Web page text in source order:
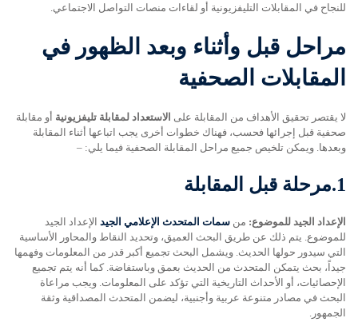
للنجاح في المقابلات التليفزيونية أو لقاءات منصات التواصل الاجتماعي.
مراحل قبل وأثناء وبعد الظهور في
المقابلات الصحفية
لا يقتصر تحقيق الأهداف من المقابلة على الاستعداد لمقابلة تليفزيونية أو مقابلة
صحفية قبل إجرائها فحسب، فهناك خطوات أخرى يجب اتباعها أثناء المقابلة
وبعدها. ويمكن تلخيص جميع مراحل المقابلة الصحفية فيما يلي: –
1. مرحلة قبل المقابلة
الإعداد الجيد للموضوع: من سمات المتحدث الإعلامي الجيد الإعداد الجيد
للموضوع. يتم ذلك عن طريق البحث العميق، وتحديد النقاط والمحاور الأساسية
التي سيدور حولها الحديث. ويشمل البحث تجميع أكبر قدر من المعلومات وفهمها
جيداً، بحث يتمكن المتحدث من الحديث بعمق وباستفاضة. كما أنه يتم تجميع
الإحصائيات، أو الأحداث التاريخية التي تؤكد على المعلومات. ويجب مراعاة
البحث في مصادر متنوعة عربية وأجنبية، ليضمن المتحدث المصداقية وثقة
الجمهور.